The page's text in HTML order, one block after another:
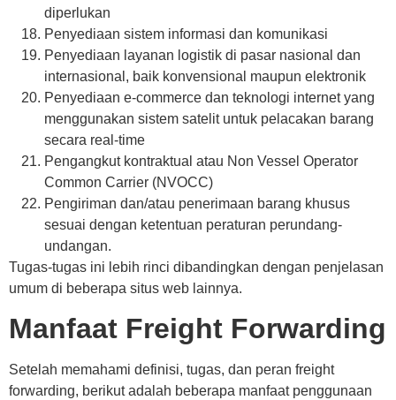
diperlukan
Penyediaan sistem informasi dan komunikasi
Penyediaan layanan logistik di pasar nasional dan
internasional, baik konvensional maupun elektronik
Penyediaan e-commerce dan teknologi internet yang
menggunakan sistem satelit untuk pelacakan barang
secara real-time
Pengangkut kontraktual atau Non Vessel Operator
Common Carrier (NVOCC)
Pengiriman dan/atau penerimaan barang khusus
sesuai dengan ketentuan peraturan perundang-
undangan.
Tugas-tugas ini lebih rinci dibandingkan dengan penjelasan
umum di beberapa situs web lainnya.
Manfaat Freight Forwarding
Setelah memahami definisi, tugas, dan peran freight
forwarding, berikut adalah beberapa manfaat penggunaan